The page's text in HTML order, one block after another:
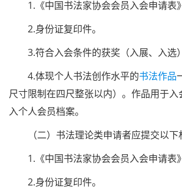
1.《中国书法家协会会员入会申请表
2.身份证复印件。
3.符合入会条件的获奖（入展、入选
4.体现个人书法创作水平的书法作品
尺寸限制在四尺整张以内）。作品用于
入个人会员档案。
（二）书法理论类申请者应提交以下
1.《中国书法家协会会员入会申请表
2.身份证复印件。